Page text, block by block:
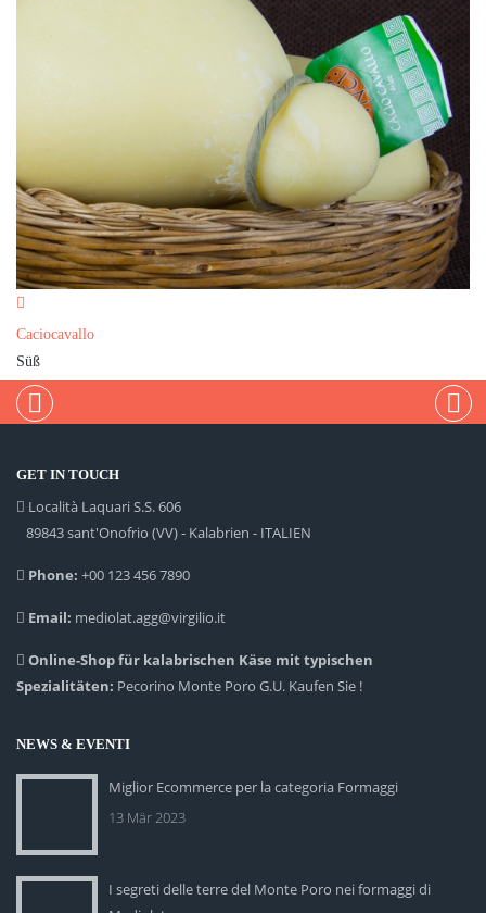
Caciocavallo
Süß
GET IN TOUCH
Località Laquari S.S. 606
89843 sant'Onofrio (VV) - Kalabrien - ITALIEN
Phone: +00 123 456 7890
Email: mediolat.agg@virgilio.it
Online-Shop für kalabrischen Käse mit typischen
Spezialitäten: Pecorino Monte Poro G.U. Kaufen Sie !
NEWS & EVENTI
Miglior Ecommerce per la categoria Formaggi
13 Mär 2023
I segreti delle terre del Monte Poro nei formaggi di